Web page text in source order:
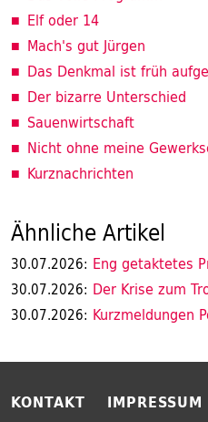
Elf oder 14
Mach's gut Jürgen
Das Denkmal ist früh
Der bizarre Unterschied
Sauenwirtschaft
Nicht ohne meine
Kurznachrichten
Ähnliche Artikel
30.07.2026: Eng getaktetes
30.07.2026: Der Krise zum
30.07.2026: Kurzmeldungen
KONTAKT IMPRESSUM